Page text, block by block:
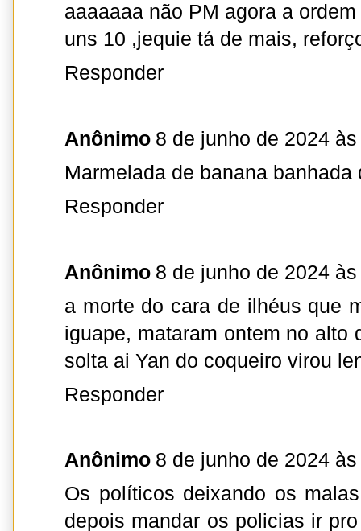
aaaaaaa não PM agora a
uns 10 ,jequie tá de mais,
Responder
Anônimo 8 de junho de 2024
Marmelada de banana banhada
Responder
Anônimo 8 de junho de 2024 às
a morte do cara de ilhéus que
iguape, mataram ontem no alto
solta ai Yan do coqueiro virou
Responder
Anônimo 8 de junho de 2024
Os políticos deixando os
depois mandar os policias ir